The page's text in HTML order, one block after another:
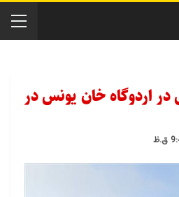
اردوگاه خان یونس در